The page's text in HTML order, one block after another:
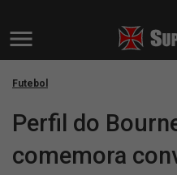
Futebol
Perfil do
comemora